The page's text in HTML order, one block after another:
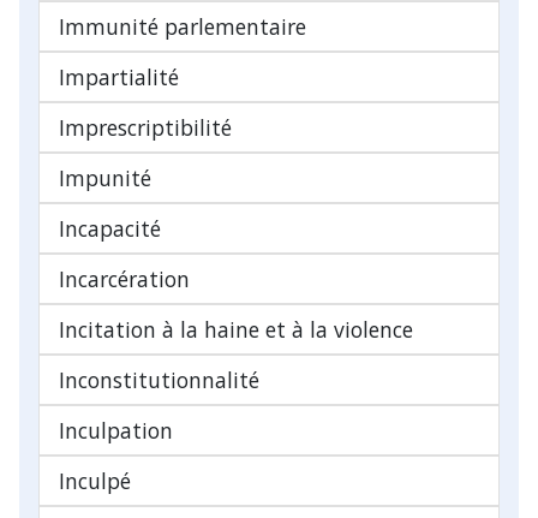
Immunité parlementaire
Impartialité
Imprescriptibilité
Impunité
Incapacité
Incarcération
Incitation à la haine et à la violence
Inconstitutionnalité
Inculpation
Inculpé